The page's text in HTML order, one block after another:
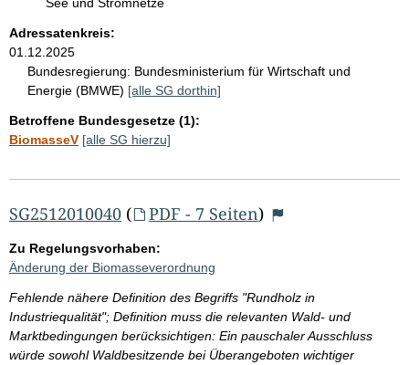
Adressatenkreis:
01.12.2025
Bundesregierung: Bundesministerium für Wirtschaft und
Energie (BMWE) [alle SG dorthin]
Betroffene Bundesgesetze (1):
BiomasseV [alle SG hierzu]
SG2512010040 ( PDF - 7 Seiten)
Zu Regelungsvorhaben:
Änderung der Biomasseverordnung
Fehlende nähere Definition des Begriffs "Rundholz in
Industriequalität"; Definition muss die relevanten Wald- und
Marktbedingungen berücksichtigen: Ein pauschaler Ausschluss
würde sowohl Waldbesitzende bei Überangeboten wichtiger